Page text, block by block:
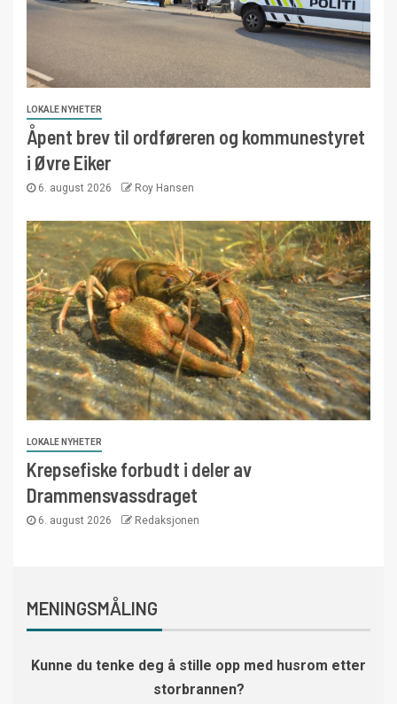
LOKALE NYHETER
Åpent brev til ordføreren og kommunestyret
i Øvre Eiker
6. august 2026 Roy Hansen
LOKALE NYHETER
Krepsefiske forbudt i deler av
Drammensvassdraget
6. august 2026 Redaksjonen
MENINGSMÅLING
Kunne du tenke deg å stille opp med husrom etter
storbrannen?